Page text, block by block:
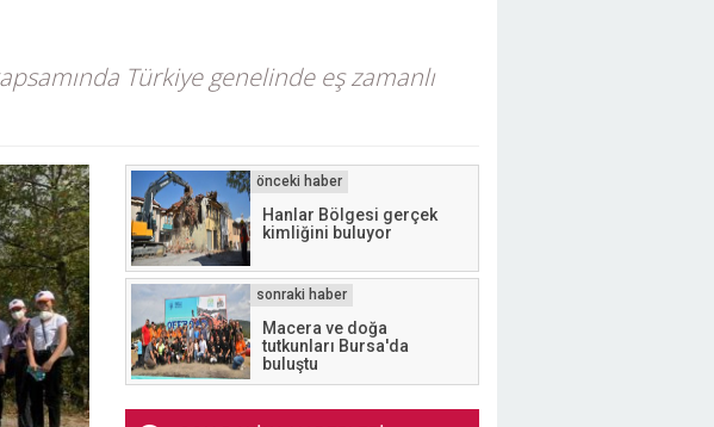
Türkiye genelinde eş zamanlı
Hanlar Bölgesi gerçek
kimliğini buluyor
Macera ve doğa
tutkunları Bursa'da
buluştu